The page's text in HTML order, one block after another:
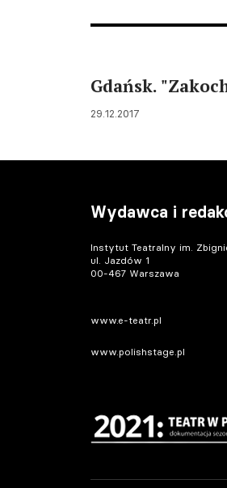
Gdańsk.
29.12.2017
Wydawca i
Instytut Teatralny im.
ul. Jazdów 1
00-467 Warszawa
www.e-teatr.pl
www.polishstage.pl